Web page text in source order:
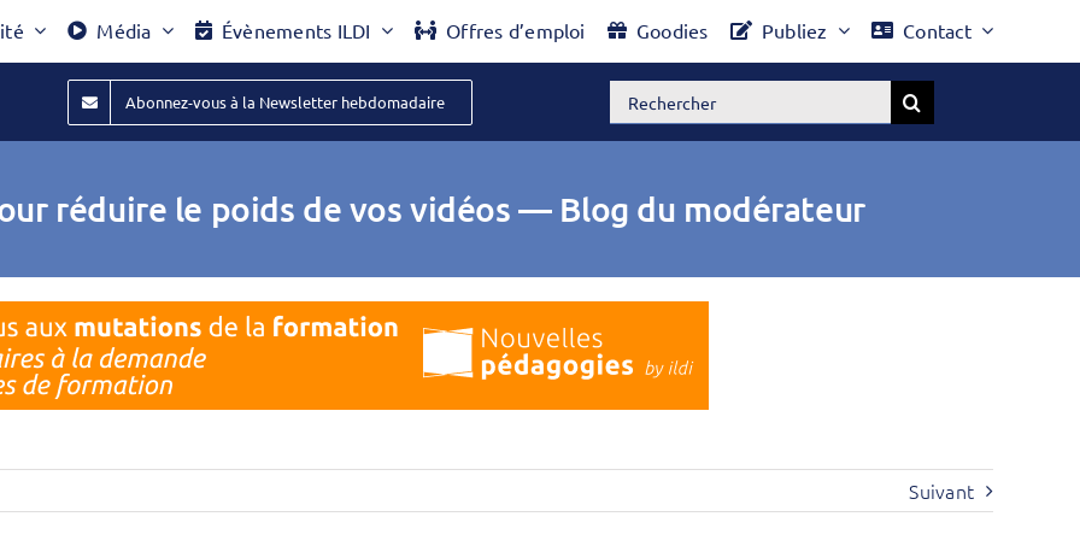
Média Évènements ILDI Offres d’emploi Goodies Publiez Contact
Abonnez-vous à la Newsletter hebdomadaire Rechercher:
réduire le poids de vos vidéos — Blog du modérateur
Suivant